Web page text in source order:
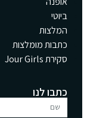
ביוטי
המלצות
כתבות מומלצות
סקירת Jour Girls
כתבו לנו